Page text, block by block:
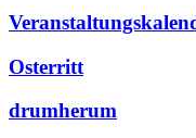
Osterritt
drumherum